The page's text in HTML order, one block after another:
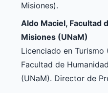
Misiones).
Aldo Maciel, Facultad
Misiones (UNaM)
Licenciado en
Facultad de
(UNaM). Director de